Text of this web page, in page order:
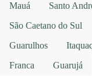
Mauá
Santo
São Caetano do Sul
Guarulhos
Franca
Guarujá